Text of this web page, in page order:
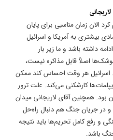
الان زمان مناسبی برای پایان
بیشتری به آمریکا و اسرائیل
داشته باشد و ما زیر بار
اصلاً قابل مذاکره نیست،
اسرائیل هر وقت احساس کند ممکن
کارشکنی می‌کند. علت ترور
بود. همچنین آقای لاریجانی میدان
و در جریان جنگ هم دنبال راه‌حل
و رفع کامل تحریم‌ها باید نتیجه
باشد.